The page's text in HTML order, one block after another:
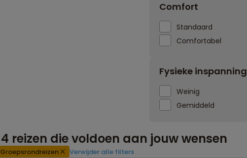
Comfort
Standaard
Comfortabel
Fysieke inspanning
Weinig
Gemiddeld
4 reizen die voldoen aan jouw wensen
Groepsrondreizen Verwijder alle filters